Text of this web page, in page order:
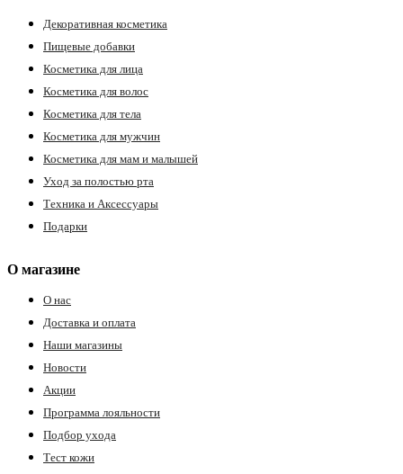
Декоративная косметика
Пищевые добавки
Косметика для лица
Косметика для волос
Косметика для тела
Косметика для мужчин
Косметика для мам и малышей
Уход за полостью рта
Техника и Аксессуары
Подарки
О магазине
О нас
Доставка и оплата
Наши магазины
Новости
Акции
Программа лояльности
Подбор ухода
Тест кожи